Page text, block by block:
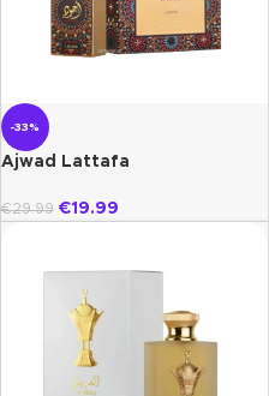
-33%
Ajwad Lattafa
€29.99 €19.99